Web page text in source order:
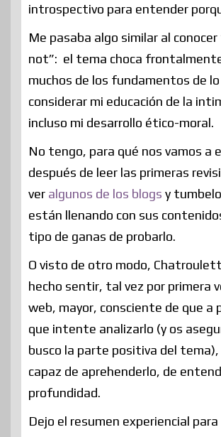
introspectivo para entender
Me pasaba algo similar al conocer
not”: el tema choca
muchos de los fundamentos de
considerar mi educación de la
incluso mi desarrollo ético-moral.
No tengo, para qué nos vamos a
después de leer las primeras
ver algunos de los blogs y
están llenando con sus
tipo de ganas de probarlo.
O visto de otro modo,
hecho sentir, tal vez por primera
web, mayor, consciente de que a
que intente analizarlo (y os
busco la parte positiva del tema),
capaz de aprehenderlo, de
profundidad.
Dejo el resumen experiencial